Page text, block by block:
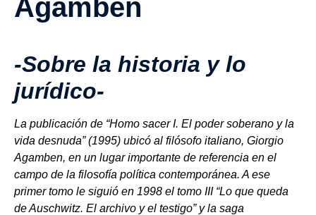
Agamben
-Sobre la historia y lo
jurídico-
La publicación de “Homo sacer I. El poder soberano y la
vida desnuda” (1995) ubicó al filósofo italiano, Giorgio
Agamben, en un lugar importante de referencia en el
campo de la filosofía política contemporánea. A ese
primer tomo le siguió en 1998 el tomo III “Lo que queda
de Auschwitz. El archivo y el testigo” y la saga